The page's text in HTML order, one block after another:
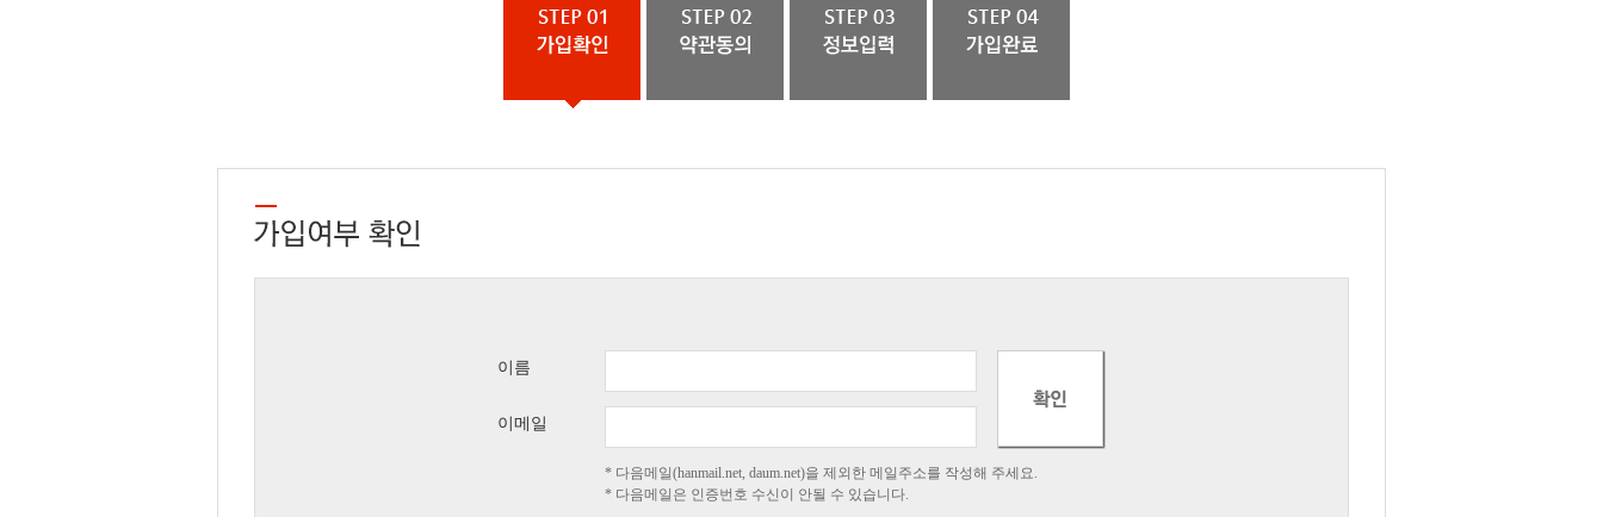
이름
이메일
* 다음메일(hanmail.net, daum.net)을 제외한 메일주소를 작성해 주세요.
* 다음메일은 인증번호 수신이 안될 수 있습니다.